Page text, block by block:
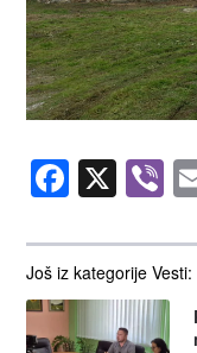
Još iz kategorije Vesti:
X